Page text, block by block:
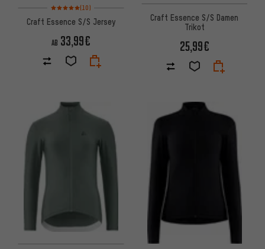
Bewertungen: 5 von 5 basierend auf 10 Bewertungen
(10)
Craft Essence S/S Jersey
AB 33,99€
Craft Essence S/S Damen
Trikot
25,99€